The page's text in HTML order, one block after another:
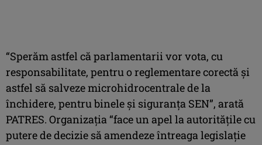
“Sperăm astfel că parlamentarii vor vota, cu
responsabilitate, pentru o reglementare corectă și
astfel să salveze microhidrocentrale de la
închidere, pentru binele și siguranța SEN”, arată
PATRES. Organizația “face un apel la autoritățile cu
putere de decizie să amendeze întreaga legislație